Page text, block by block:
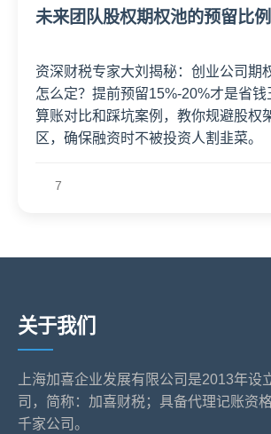
未来团队股权期权池的预留比例
资深财税专家大刘揭秘：创业公司期
怎么定？提前预留15%-20%才是省钱
算账对比和踩坑案例，教你规避股权
区，确保融资时不被投资人割韭菜。
7
关于我们
上海加喜企业发展有限公司是2013年设
司，简称：加喜财税；具备代理记账资
千家公司。